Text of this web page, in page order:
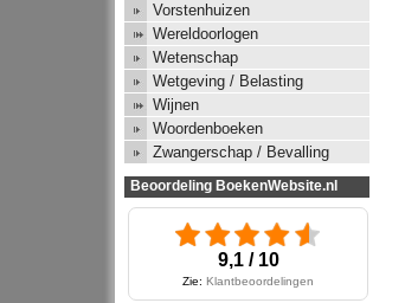
Vorstenhuizen
Wereldoorlogen
Wetenschap
Wetgeving / Belasting
Wijnen
Woordenboeken
Zwangerschap / Bevalling
Beoordeling BoekenWebsite.nl
9,1 / 10
Zie: Klantbeoordelingen